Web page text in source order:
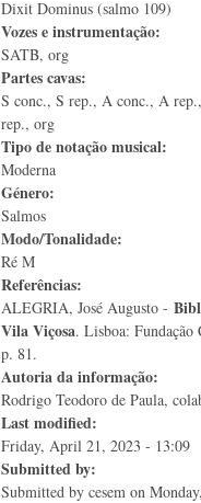
Dixit Dominus (salmo 109)
Vozes e instrumentação:
SATB, org
Partes cavas:
S conc., S rep., A conc., A
rep., org
Tipo de notação musical:
Moderna
Género:
Salmos
Modo/Tonalidade:
Ré M
Referências:
ALEGRIA, José Augusto -
Vila Viçosa. Lisboa: Fundação
p. 81.
Autoria da informação:
Rodrigo Teodoro de Paula,
Last modified:
Friday, April 21, 2023 - 13:09
Submitted by:
Submitted by cesem on